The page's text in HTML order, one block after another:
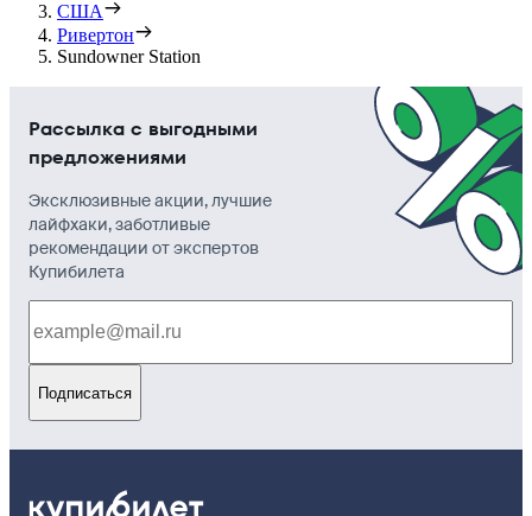
США
Ривертон
Sundowner Station
Рассылка с выгодными
предложениями
Эксклюзивные акции, лучшие
лайфхаки, заботливые
рекомендации от экспертов
Купибилета
Подписаться